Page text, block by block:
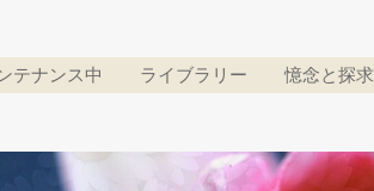
テナンス中 ライブラリー 憶念と探求